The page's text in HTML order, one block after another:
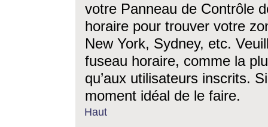
votre Panneau de Contrôle
horaire pour trouver votre
New York, Sydney, etc.
fuseau horaire, comme la
qu’aux utilisateurs inscrits.
moment idéal de le faire.
Haut